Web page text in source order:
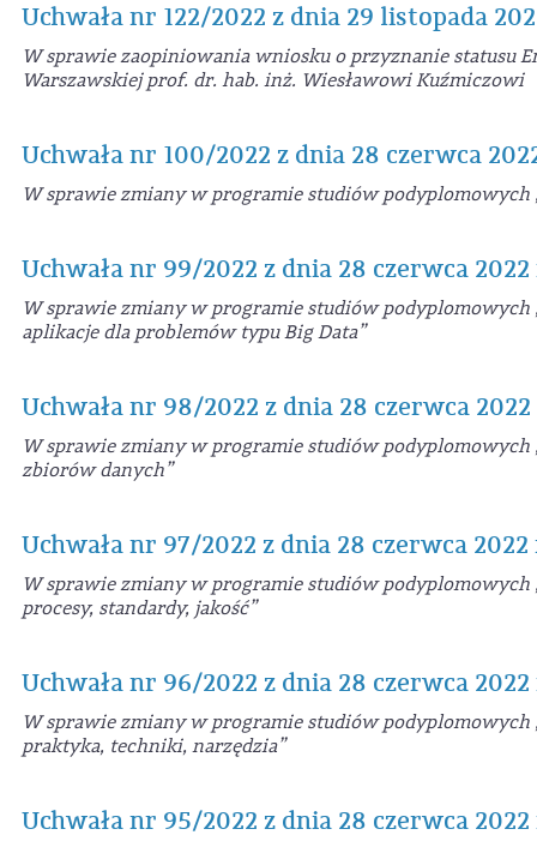
Uchwała nr 122/2022 z dnia 29 listopada
W sprawie zaopiniowania wniosku o przyznanie statusu
Warszawskiej prof. dr. hab. inż. Wiesławowi Kuźmiczowi
Uchwała nr 100/2022 z dnia 28 czerwca
W sprawie zmiany w programie studiów podyplomowych
Uchwała nr 99/2022 z dnia 28 czerwca 2022
W sprawie zmiany w programie studiów podyplomowych
aplikacje dla problemów typu Big Data”
Uchwała nr 98/2022 z dnia 28 czerwca
W sprawie zmiany w programie studiów podyplomowych
zbiorów danych”
Uchwała nr 97/2022 z dnia 28 czerwca 2022
W sprawie zmiany w programie studiów podyplomowych
procesy, standardy, jakość”
Uchwała nr 96/2022 z dnia 28 czerwca 2022
W sprawie zmiany w programie studiów podyplomowych
praktyka, techniki, narzędzia”
Uchwała nr 95/2022 z dnia 28 czerwca 2022